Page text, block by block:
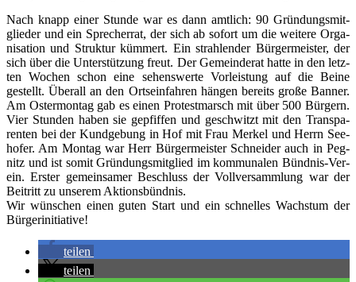
Nach knapp einer Stun­de war es dann amt­lich: 90 Grün­dungs­mit­
glie­der und ein Spre­cher­rat, der sich ab sofort um die wei­te­re Orga­
ni­sa­ti­on und Struk­tur küm­mert. Ein strah­len­der Bür­ger­meis­ter, der
sich über die Unter­stüt­zung freut. Der Gemein­de­rat hat­te in den letz­
ten Wochen schon eine sehens­wer­te Vor­leis­tung auf die Bei­ne
gestellt. Über­all an den Orts­ein­fah­ren hän­gen bereits gro­ße Ban­ner.
Am Oster­mon­tag gab es einen Pro­test­marsch mit über 500 Bür­gern.
Vier Stun­den haben sie gepfif­fen und geschwitzt mit den Trans­pa­
ren­ten bei der Kund­ge­bung in Hof mit Frau Mer­kel und Herrn See­
ho­fer. Am Mon­tag war Herr Bür­ger­meis­ter Schnei­der auch in Peg­
nitz und ist somit Grün­dungs­mit­glied im kom­mu­na­len Bünd­nis-Ver­
ein. Ers­ter gemein­sa­mer Beschluss der Voll­ver­samm­lung war der
Bei­tritt zu unse­rem Akti­ons­bünd­nis.
Wir wün­schen einen guten Start und ein schnel­les Wachs­tum der
Bürgerinitiative!
tei­len
tei­len